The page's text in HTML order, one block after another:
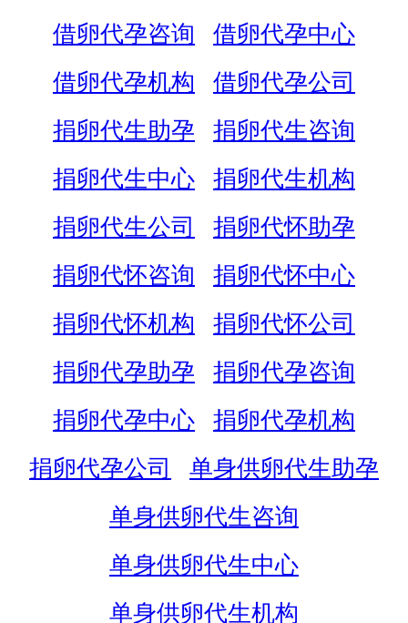
借卵代孕咨询
借卵代孕中心
借卵代孕机构
借卵代孕公司
捐卵代生助孕
捐卵代生咨询
捐卵代生中心
捐卵代生机构
捐卵代生公司
捐卵代怀助孕
捐卵代怀咨询
捐卵代怀中心
捐卵代怀机构
捐卵代怀公司
捐卵代孕助孕
捐卵代孕咨询
捐卵代孕中心
捐卵代孕机构
捐卵代孕公司
单身供卵代生助孕
单身供卵代生咨询
单身供卵代生中心
单身供卵代生机构